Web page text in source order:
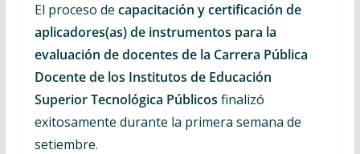
El proceso de capacitación y certificación de
aplicadores(as) de instrumentos para la
evaluación de docentes de la Carrera Pública
Docente de los Institutos de Educación
Superior Tecnológica Públicos finalizó
exitosamente durante la primera semana de
setiembre.